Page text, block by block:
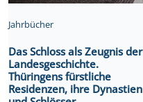
Jahrbücher
Das Schloss als Zeugnis der
Landesgeschichte.
Thüringens fürstliche
Residenzen, ihre Dynastien